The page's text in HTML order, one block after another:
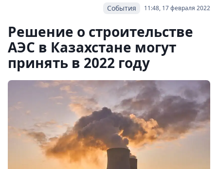
11:48, 17 февраля 2022
События
Решение о строительстве
АЭС в Казахстане могут
принять в 2022 году